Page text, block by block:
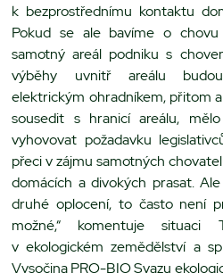
k bezprostřednímu kontaktu
Pokud se ale bavíme o
samotný areál podniku s
výběhy uvnitř areálu
elektrickým ohradníkem, přitom
sousedit s hranicí areálu,
vyhovovat požadavku
přeci v zájmu samotných
domácích a divokých prasat.
druhé oplocení, to často není
možné,“ komentuje situaci
v ekologickém zemědělství a
Vysočina PRO-BIO Svazu